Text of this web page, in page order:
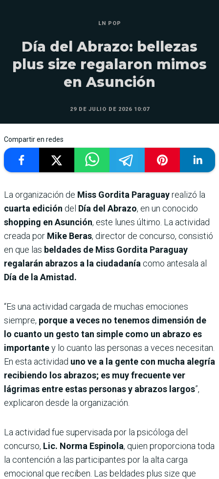
LN POP
Día del Abrazo: bellezas
plus size regalaron mimos
en Asunción
29 DE JULIO DE 2026 10:07
Compartir en redes
La organización de Miss Gordita Paraguayrealizó la
cuarta edición del Día del Abrazo, en un conocido
shopping en Asunción, este lunes último. La actividad
creada por Mike Beras, director de concurso, consistió
en que las beldades de Miss Gordita Paraguay
regalarán abrazos a la ciudadanía como antesala al
Día de la Amistad.
“Es una actividad cargada de muchas emociones
siempre, porque a veces no tenemos dimensión de
lo cuanto un gesto tan simple como un abrazo es
importantey lo cuanto las personas a veces necesitan.
En esta actividad uno ve a la gente con mucha alegría
recibiendo los abrazos; es muy frecuente ver
lágrimas entre estas personas y abrazos largos”,
explicaron desde la organización.
La actividad fue supervisada por la psicóloga del
concurso, Lic. Norma Espinola, quien proporciona toda
la contención a las participantes por la alta carga
emocional que reciben. Las beldades plus size que